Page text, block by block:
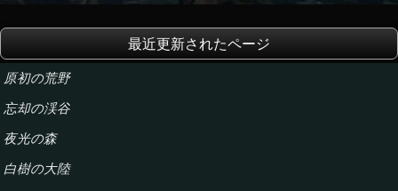
最近更新されたページ
原初の荒野
忘却の渓谷
夜光の森
白樹の大陸